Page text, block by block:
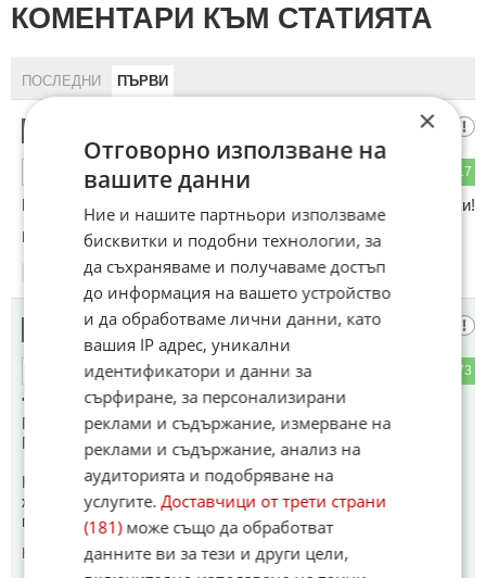
КОМЕНТАРИ КЪМ СТАТИЯТА
ПОСЛЕДНИ ПЪРВИ
17
Кадри на ГДР агенти на КГБ! навскъде има мизерни копейки!
Коментиран от#6,#52 ,#58, #63
04.06.2026
Мефиcтoфeл
73
ОТГОВОР
"Политици от управляващите и опозиционните партии в
Германия остро критикуваха посещението в Санкт
Петербург."
Не ги слушайте тия бе. Те не живеят в реалния свят, не
живеят даже и в паралелна вселена. Живеят в
перпендикулярна.
Коментиран от#12
×
Отговорно използване на
вашите данни
Ние и нашите партньори използваме
бисквитки и подобни технологии, за
да съхраняваме и получаваме достъп
до информация на вашето устройство
и да обработваме лични данни, като
вашия IP адрес, уникални
идентификатори и данни за
сърфиране, за персонализирани
реклами и съдържание, измерване на
реклами и съдържание, анализ на
аудиторията и подобряване на
услугите.Доставчици от трети страни
(181)може също да обработват
данните ви за тези и други цели,